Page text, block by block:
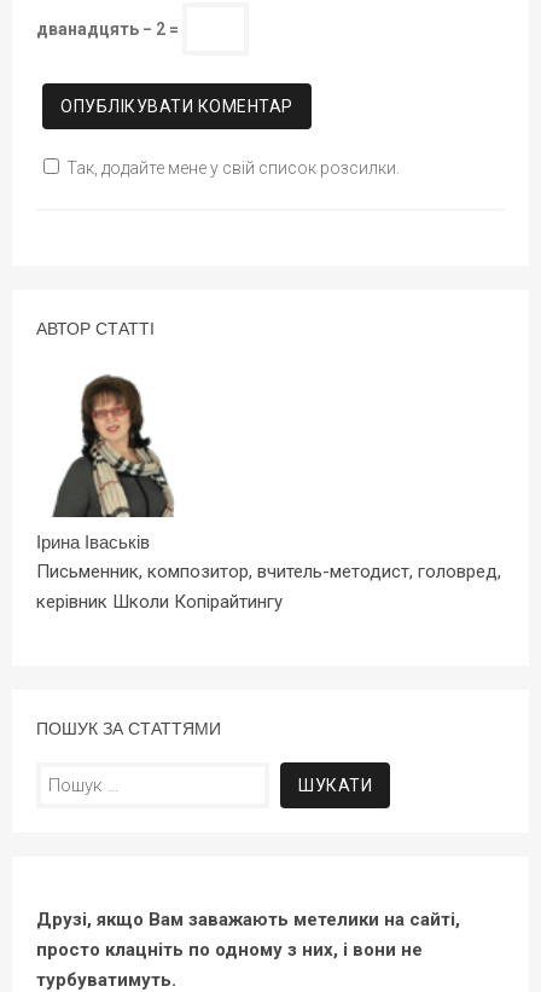
дванадцять − 2 =
Так, додайте мене у свій список розсилки.
АВТОР СТАТТІ
Ірина Іваськів
Письменник, композитор, вчитель-методист, головред,
керівник Школи Копірайтингу
ПОШУК ЗА СТАТТЯМИ
Пошук:
Друзі, якщо Вам заважають метелики на сайті,
просто клацніть по одному з них, і вони не
турбуватимуть.